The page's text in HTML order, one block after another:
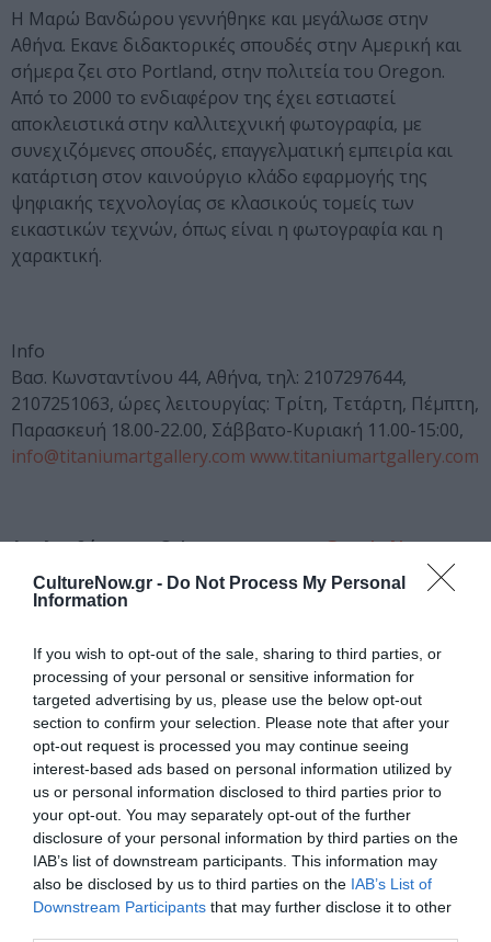
CultureNow.gr - Do Not Process My Personal
Information
If you wish to opt-out of the sale, sharing to third parties, or
processing of your personal or sensitive information for
targeted advertising by us, please use the below opt-out
section to confirm your selection. Please note that after your
opt-out request is processed you may continue seeing
interest-based ads based on personal information utilized by
us or personal information disclosed to third parties prior to
your opt-out. You may separately opt-out of the further
disclosure of your personal information by third parties on the
IAB’s list of downstream participants. This information may
also be disclosed by us to third parties on the IAB’s List of
Downstream Participants that may further disclose it to other
Η Μαρώ Βανδώρου γεννήθηκε και μεγάλωσε στην
Αθήνα. Εκανε διδακτορικές σπουδές στην Αμερική και
σήμερα ζει στο Portland, στην πολιτεία του Oregon.
Από το 2000 το ενδιαφέρον της έχει εστιαστεί
αποκλειστικά στην καλλιτεχνική φωτογραφία, με
συνεχιζόμενες σπουδές, επαγγελματική εμπειρία και
κατάρτιση στον καινούργιο κλάδο εφαρμογής της
ψηφιακής τεχνολογίας σε κλασικούς τομείς των
εικαστικών τεχνών, όπως είναι η φωτογραφία και η
χαρακτική.
Info
Βασ. Κωνσταντίνου 44, Αθήνα, τηλ: 2107297644,
2107251063, ώρες λειτουργίας: Τρίτη, Τετάρτη, Πέμπτη,
Παρασκευή 18.00-22.00, Σάββατο-Κυριακή 11.00-15:00,
info@titaniumartgallery.com www.titaniumartgallery.com
Ακολουθήστε το Culturenow.gr στοGoogle Newsκαι
μάθετε πρώτοι όλες τις ειδήσεις
Πολιτισμό στοCulturenow.gr
Νέοι Διαγωνισμοί❯
Newsletter
Κάθε βδομάδα στο e-mail σας τα τελευταία νέα για
την Τέχνη και τον Πολιτισμό!